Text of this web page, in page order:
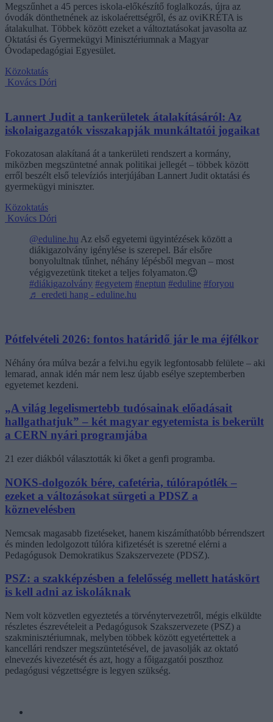
Megszűnhet a 45 perces iskola-előkészítő foglalkozás, újra az
óvodák dönthetnének az iskolaérettségről, és az oviKRÉTA is
átalakulhat. Többek között ezeket a változtatásokat javasolta az
Oktatási és Gyermekügyi Minisztériumnak a Magyar
Óvodapedagógiai Egyesület.
Közoktatás
Kovács Dóri
Lannert Judit a tankerületek átalakításáról: Az
iskolaigazgatók visszakapják munkáltatói jogaikat
Fokozatosan alakítaná át a tankerületi rendszert a kormány,
miközben megszüntetné annak politikai jellegét – többek között
erről beszélt első televíziós interjújában Lannert Judit oktatási és
gyermekügyi miniszter.
Közoktatás
Kovács Dóri
@eduline.hu Az első egyetemi ügyintézések között a
diákigazolvány igénylése is szerepel. Bár elsőre
bonyolultnak tűnhet, néhány lépésből megvan – most
végigvezetünk titeket a teljes folyamaton.😉
#diákigazolvány #egyetem #neptun #eduline #foryou
♬ eredeti hang - eduline.hu
Pótfelvételi 2026: fontos határidő jár le ma éjfélkor
Néhány óra múlva bezár a felvi.hu egyik legfontosabb felülete – aki
lemarad, annak idén már nem lesz újabb esélye szeptemberben
egyetemet kezdeni.
„A világ legelismertebb tudósainak előadásait
hallgathatjuk” – két magyar egyetemista is bekerült
a CERN nyári programjába
21 ezer diákból választották ki őket a genfi programba.
NOKS-dolgozók bére, cafetéria, túlórapótlék –
ezeket a változásokat sürgeti a PDSZ a
köznevelésben
Nemcsak magasabb fizetéseket, hanem kiszámíthatóbb bérrendszert
és minden ledolgozott túlóra kifizetését is szeretné elérni a
Pedagógusok Demokratikus Szakszervezete (PDSZ).
PSZ: a szakképzésben a felelősség mellett hatáskört
is kell adni az iskoláknak
Nem volt közvetlen egyeztetés a törvénytervezetről, mégis elküldte
részletes észrevételeit a Pedagógusok Szakszervezete (PSZ) a
szakminisztériumnak, melyben többek között egyetértettek a
kancellári rendszer megszüntetésével, de javasolják az oktató
elnevezés kivezetését és azt, hogy a főigazgatói poszthoz
pedagógusi végzettségre is legyen szükség.